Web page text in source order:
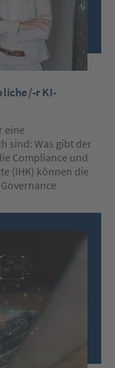
r KI-
eine
sind: Was gibt der
Compliance und
(IHK) können die